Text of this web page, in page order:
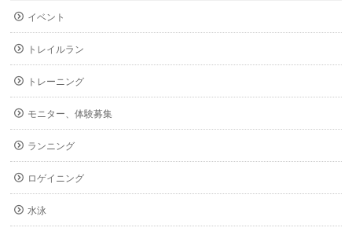
イベント
トレイルラン
トレーニング
モニター、体験募集
ランニング
ロゲイニング
水泳